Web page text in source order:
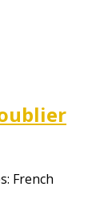
French